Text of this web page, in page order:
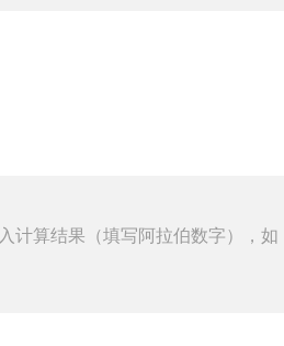
计算结果（填写阿拉伯数字），如